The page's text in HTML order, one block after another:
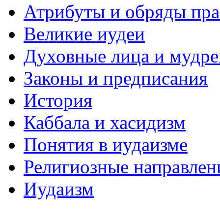
Атрибуты и обряды
Великие иудеи
Духовные лица и
Законы и предписания
История
Каббала и хасидизм
Понятия в иудаизме
Религиозные
Иудаизм